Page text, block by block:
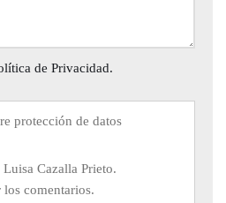
de Privacidad.
protección de datos
Cazalla Prieto.
los comentarios.